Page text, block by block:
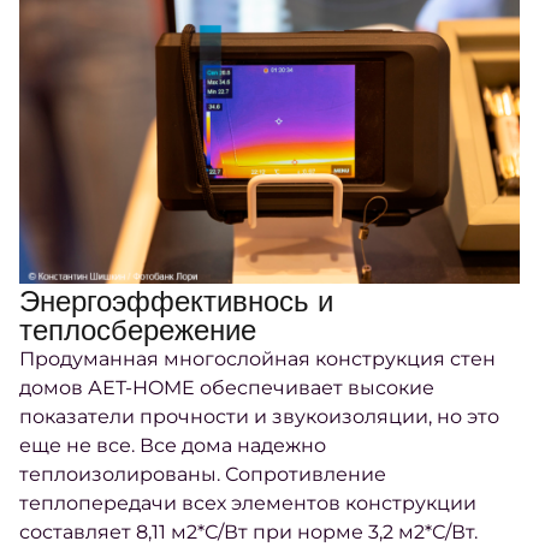
Энергоэффективнось и
теплосбережение
Продуманная многослойная конструкция стен
домов АЕТ-HOME обеспечивает высокие
показатели прочности и звукоизоляции, но это
еще не все. Все дома надежно
теплоизолированы. Сопротивление
теплопередачи всех элементов конструкции
составляет 8,11 м2*С/Вт при норме 3,2 м2*С/Вт.